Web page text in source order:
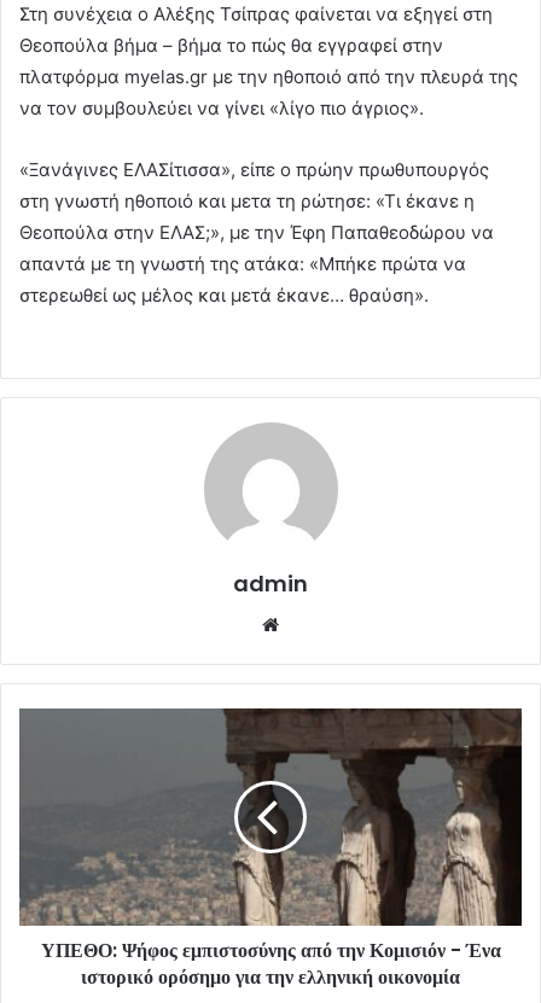
Στη συνέχεια ο Αλέξης Τσίπρας φαίνεται να εξηγεί στη
Θεοπούλα βήμα – βήμα το πώς θα εγγραφεί στην
πλατφόρμα myelas.gr με την ηθοποιό από την πλευρά της
να τον συμβουλεύει να γίνει «λίγο πιο άγριος».
«Ξανάγινες ΕΛΑΣίτισσα», είπε ο πρώην πρωθυπουργός
στη γνωστή ηθοποιό και μετα τη ρώτησε: «Τι έκανε η
Θεοπούλα στην ΕΛΑΣ;», με την Έφη Παπαθεοδώρου να
απαντά με τη γνωστή της ατάκα: «Μπήκε πρώτα να
στερεωθεί ως μέλος και μετά έκανε… θραύση».
admin
ΥΠΕΘΟ: Ψήφος εμπιστοσύνης από την Κομισιόν - Ένα
ιστορικό ορόσημο για την ελληνική οικονομία